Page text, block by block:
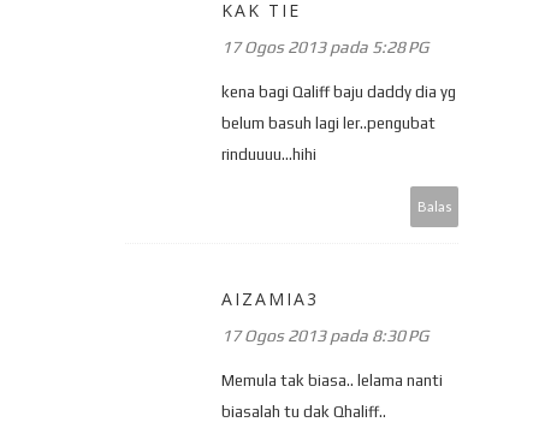
KAK TIE
17 Ogos 2013 pada 5:28 PG
kena bagi Qaliff baju daddy dia yg
belum basuh lagi ler..pengubat
rinduuuu...hihi
Balas
AIZAMIA3
17 Ogos 2013 pada 8:30 PG
Memula tak biasa.. lelama nanti
biasalah tu dak Qhaliff..